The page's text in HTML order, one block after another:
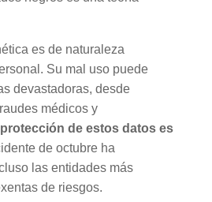
es de naturaleza
Su mal uso puede
devastadoras, desde
médicos y
protección de estos datos es
de octubre ha
las entidades más
de riesgos.